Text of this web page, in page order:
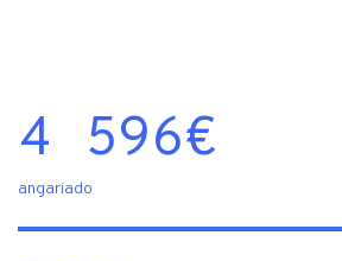
4 596€
angariado